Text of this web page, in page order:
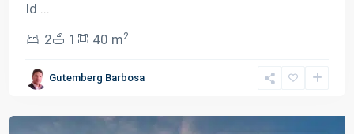
Id ...
2
1 40 m2
Gutemberg Barbosa
Açu ,